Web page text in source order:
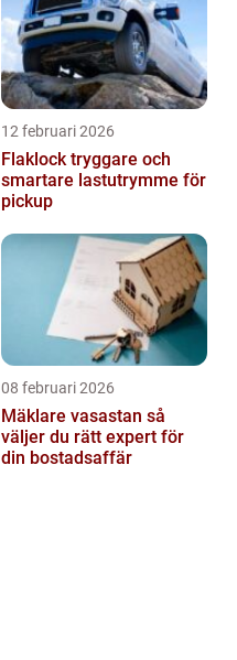
12 februari 2026
Flaklock tryggare och
smartare lastutrymme för
pickup
08 februari 2026
Mäklare vasastan så
väljer du rätt expert för
din bostadsaffär